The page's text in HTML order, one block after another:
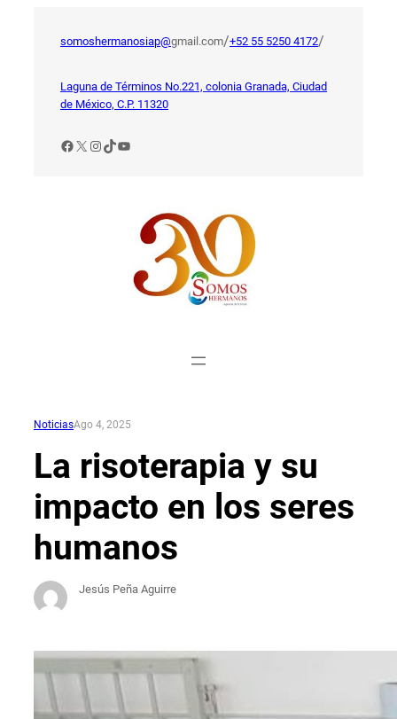
somoshermanosiap@gmail.com/+52 55 5250 4172/
Laguna de Términos No.221, colonia Granada, Ciudad
de México, C.P. 11320
Facebook
X Instagram
TikTok
YouTube
NoticiasAgo 4, 2025
La risoterapia y su
impacto en los seres
humanos
Jesús Peña Aguirre